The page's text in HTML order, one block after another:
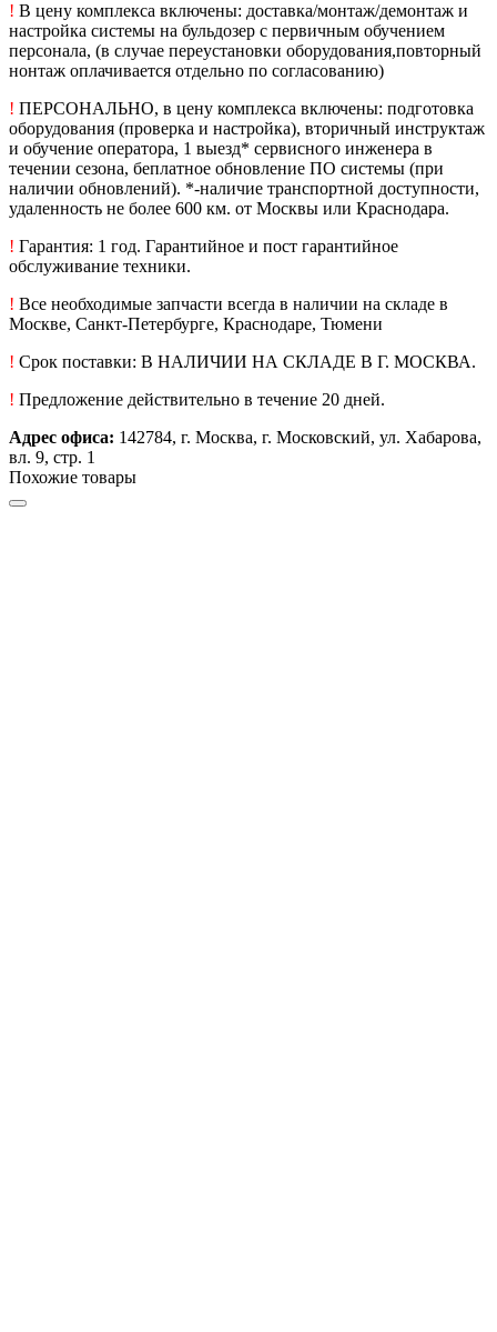
! В цену комплекса включены: доставка/монтаж/демонтаж и
настройка системы на бульдозер с первичным обучением
персонала, (в случае переустановки оборудования,повторный
нонтаж оплачивается отдельно по согласованию)
! ПЕРСОНАЛЬНО, в цену комплекса включены: подготовка
оборудования (проверка и настройка), вторичный инструктаж
и обучение оператора, 1 выезд* сервисного инженера в
течении сезона, беплатное обновление ПО системы (при
наличии обновлений). *-наличие транспортной доступности,
удаленность не более 600 км. от Москвы или Краснодара.
! Гарантия: 1 год. Гарантийное и пост гарантийное
обслуживание техники.
! Все необходимые запчасти всегда в наличии на складе в
Москве, Санкт-Петербурге, Краснодаре, Тюмени
! Срок поставки: В НАЛИЧИИ НА СКЛАДЕ В Г. МОСКВА.
! Предложение действительно в течение 20 дней.
Адрес офиса: 142784, г. Москва, г. Московский, ул. Хабарова,
вл. 9, стр. 1
Похожие товары